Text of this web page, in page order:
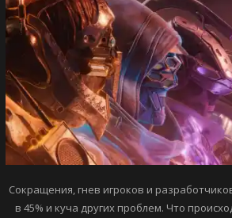
Сокращения, гнев игроков и
в 45% и куча других проблем. Что